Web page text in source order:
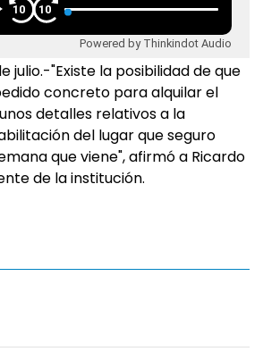
10 10
Powered by Thinkindot Audio
julio.-"Existe la posibilidad de que
concreto para alquilar el
detalles relativos a la
del lugar que seguro
que viene", afirmó a Ricardo
de la institución.